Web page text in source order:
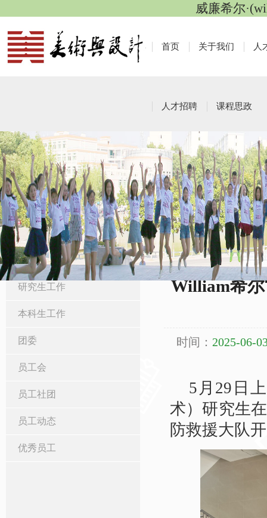
威廉希尔
首页 关于我们 人
人才招聘 课程思政
栏目导航
研究生工作
本科生工作
团委
员工会
员工社团
员工动态
优秀员工
研究生工作
William希
时间： 2025-06-
5月29日
术）研究生
防救援大队